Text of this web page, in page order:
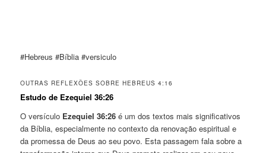
#Hebreus #Bíblia #versiculo
OUTRAS REFLEXÕES SOBRE HEBREUS 4:16
Estudo de Ezequiel 36:26
O versículo Ezequiel 36:26 é um dos textos mais significativos
da Bíblia, especialmente no contexto da renovação espiritual e
da promessa de Deus ao seu povo. Esta passagem fala sobre a